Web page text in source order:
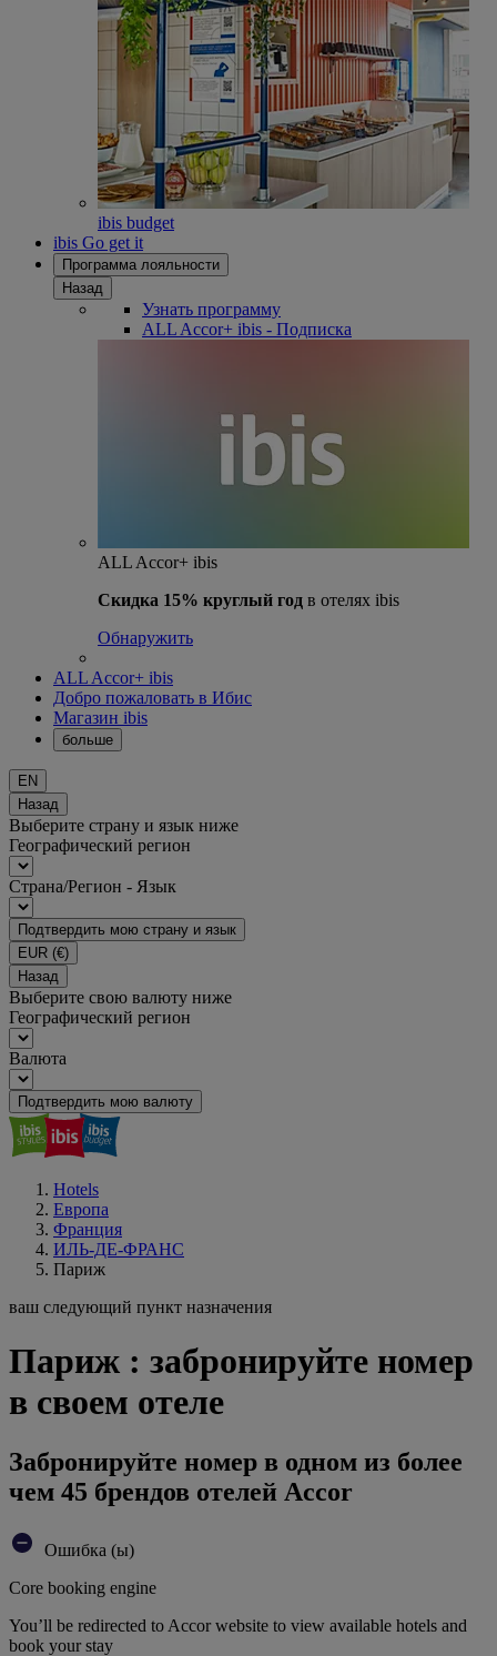
ibis budget
ibis Go get it
Программа лояльности
Назад
Узнать программу
ALL Accor+ ibis - Подписка
ALL Accor+ ibis
Скидка 15% круглый год в отелях ibis
Обнаружить
ALL Accor+ ibis
Добро пожаловать в Ибис
Магазин ibis
больше
EN
Назад
Выберите страну и язык ниже
Географический регион
Страна/Регион - Язык
Подтвердить мою страну и язык
EUR (€)
Назад
Выберите свою валюту ниже
Географический регион
Валюта
Подтвердить мою валюту
Hotels
Европа
Франция
ИЛЬ-ДЕ-ФРАНС
Париж
ваш следующий пункт назначения
Париж : забронируйте номер
в своем отеле
Забронируйте номер в одном из более
чем 45 брендов отелей Accor
Ошибка (ы)
Core booking engine
You’ll be redirected to Accor website to view available hotels and
book your stay